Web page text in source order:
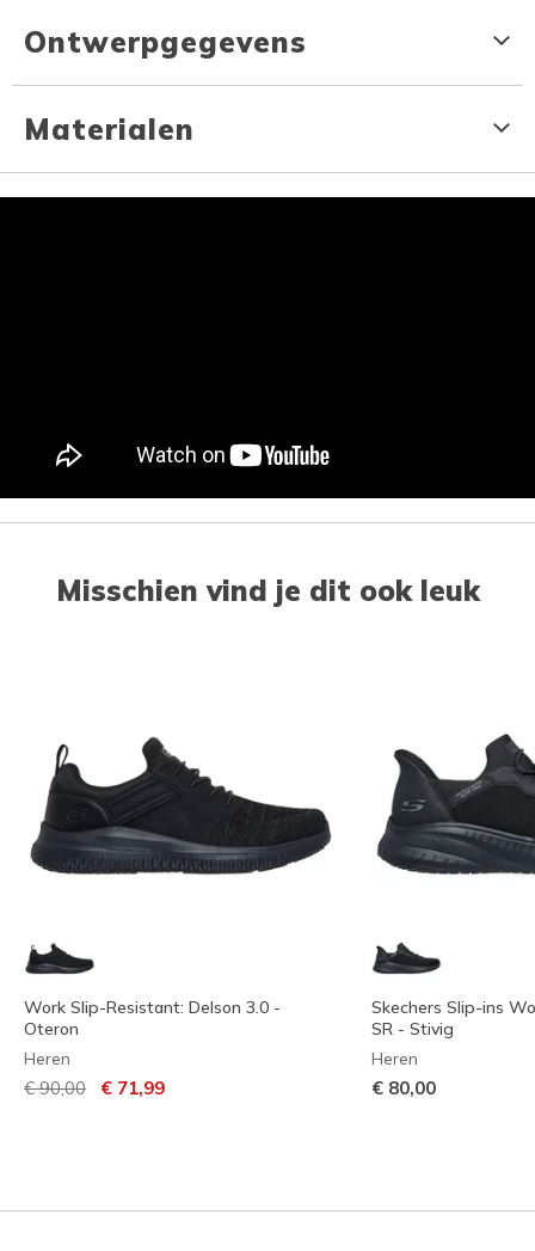
Ontwerpgegevens
Materialen
Misschien vind je dit ook leuk
Work Slip-Resistant: Delson 3.0 -
Oteron
Heren
Prijs verlaagd van
€ 90,00 naar
€ 71,99
Skechers Slip-ins
SR - Stivig
Heren
€ 80,00